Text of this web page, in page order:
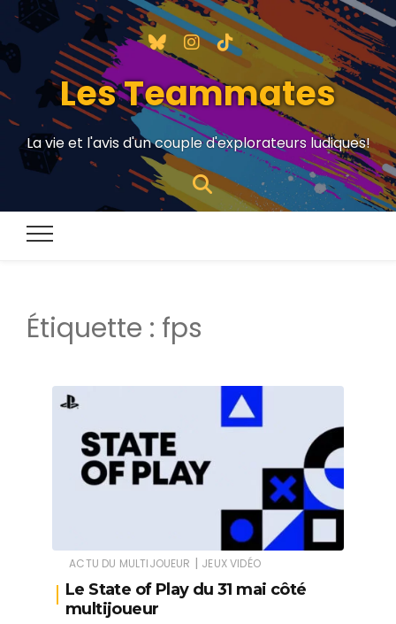
Les Teammates
La vie et l'avis d'un couple d'explorateurs ludiques!
Étiquette : fps
ACTU DU MULTIJOUEUR | JEUX VIDÉO
Le State of Play du 31 mai côté
multijoueur